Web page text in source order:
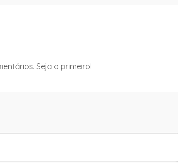
Seja o primeiro!